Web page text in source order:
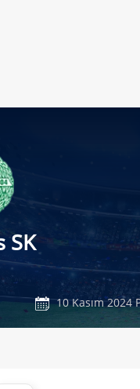
SK
10 Kasım 2024